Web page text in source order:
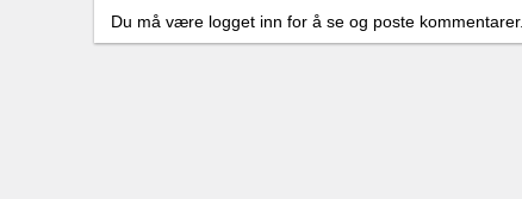
Du må være logget inn for å se og poste kommentarer.